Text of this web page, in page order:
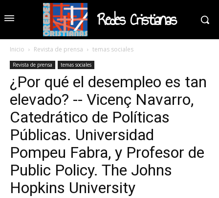
Redes Cristianas
Inicio Revista de prensa temas sociales
Revista de prensa temas sociales
¿Por qué el desempleo es tan
elevado? -- Vicenç Navarro,
Catedrático de Políticas
Públicas. Universidad
Pompeu Fabra, y Profesor de
Public Policy. The Johns
Hopkins University